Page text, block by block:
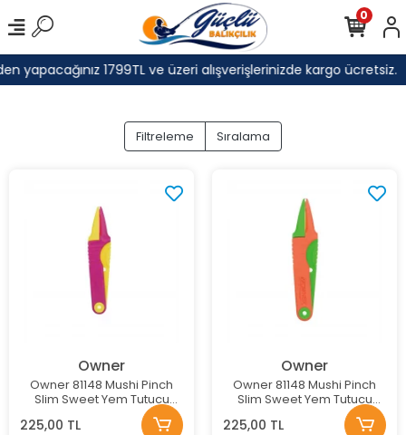
yapacağınız 1799TL ve üzeri alışverişlerinizde kargo ücretsiz.
0
Filtreleme Sıralama
Owner
Owner 81148 Mushi Pinch
Slim Sweet Yem Tutucu
Renk: Sweet Patato
225,00 TL
Owner
Owner 81148 Mushi Pinch
Slim Sweet Yem Tutucu
225,00 TL